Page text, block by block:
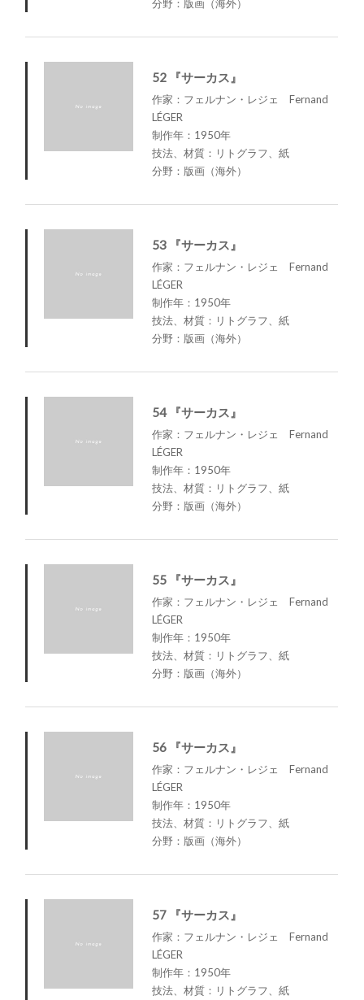
分野：版画（海外）
52 『サーカス』
作家：フェルナン・レジェ Fernand
LÉGER
制作年：1950年
技法、材質：リトグラフ、紙
分野：版画（海外）
53 『サーカス』
作家：フェルナン・レジェ Fernand
LÉGER
制作年：1950年
技法、材質：リトグラフ、紙
分野：版画（海外）
54 『サーカス』
作家：フェルナン・レジェ Fernand
LÉGER
制作年：1950年
技法、材質：リトグラフ、紙
分野：版画（海外）
55 『サーカス』
作家：フェルナン・レジェ Fernand
LÉGER
制作年：1950年
技法、材質：リトグラフ、紙
分野：版画（海外）
56 『サーカス』
作家：フェルナン・レジェ Fernand
LÉGER
制作年：1950年
技法、材質：リトグラフ、紙
分野：版画（海外）
57 『サーカス』
作家：フェルナン・レジェ Fernand
LÉGER
制作年：1950年
技法、材質：リトグラフ、紙